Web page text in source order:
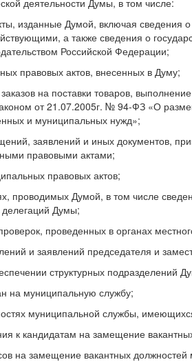
изданные Думой, включая сведения
а также сведения о
Российской Федерации;
правовых актов, внесенных в Думу;
на поставки товаров,
от 21.07.2005г. № 94-ФЗ «О
и муниципальных нужд»;
заявлений и иных документов,
правовыми актами;
правовых актов;
проводимых Думой, в том числе
Думы;
проведенных в органах
и заявлений председателя и
структурных подразделений
на муниципальную службу;
муниципальной службы,
к кандидатам на замещение
на замещение вакантных